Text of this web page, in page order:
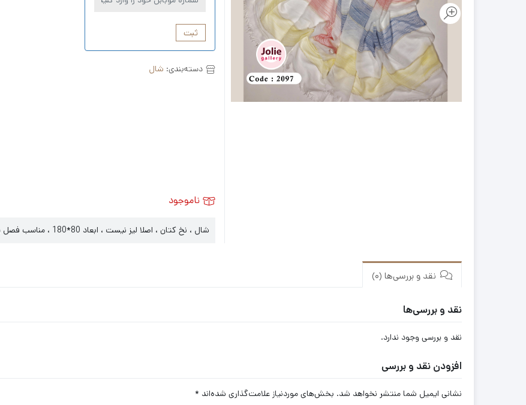
ثبت
دسته‌بندی: شال
ناموجود
شال ، نخ کتان ، اصلا لیز نیست ، ابعاد 80*180 ، مناسب فصل بهار و تابستان
نقد و بررسی‌ها (0)
نقد و بررسی‌ها
نقد و بررسی وجود ندارد.
افزودن نقد و بررسی
نشانی ایمیل شما منتشر نخواهد شد. بخش‌های موردنیاز علامت‌گذاری شده‌اند *